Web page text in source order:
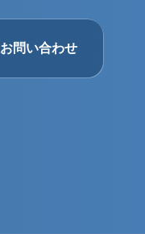
お問い合わせ